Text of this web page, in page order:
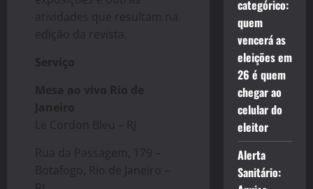
atividades que resultam na
edição da revista.
Serviço
Mesa ao vivo Rio de
Janeiro
Le Cordon Bleu – RJ
Rua da Passagem, 179 –
Botafogo, Rio de Janeiro –
categórico:
quem
vencerá as
eleições em
26 é quem
chegar ao
celular do
eleitor
Alerta
Sanitário: